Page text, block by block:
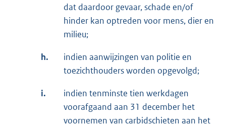
dat daardoor gevaar, schade en/of
hinder kan optreden voor mens, dier en
milieu;
h.
indien aanwijzingen van politie en
toezichthouders worden opgevolgd;
i.
indien tenminste tien werkdagen
voorafgaand aan 31 december het
voornemen van carbidschieten aan het